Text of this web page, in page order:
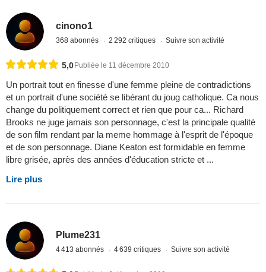
cinono1
368 abonnés 2 292 critiques Suivre son activité
5,0Publiée le 11 décembre 2010
Un portrait tout en finesse d'une femme pleine de contradictions
et un portrait d'une société se libérant du joug catholique. Ca nous
change du politiquement correct et rien que pour ca... Richard
Brooks ne juge jamais son personnage, c'est la principale qualité
de son film rendant par la meme hommage à l'esprit de l'époque
et de son personnage. Diane Keaton est formidable en femme
libre grisée, après des années d'éducation stricte et ...
Lire plus
Plume231
4 413 abonnés 4 639 critiques Suivre son activité